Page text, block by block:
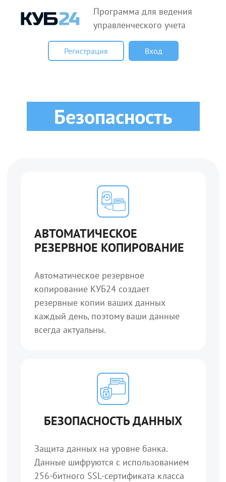
Программа для ведения
управленческого учета
Регистрация Вход
Безопасность
АВТОМАТИЧЕСКОЕ
РЕЗЕРВНОЕ КОПИРОВАНИЕ
Автоматическое резервное
копирование КУБ24 создает
резервные копии ваших данных
каждый день, поэтому ваши данные
всегда актуальны.
БЕЗОПАСНОСТЬ ДАННЫХ
Защита данных на уровне банка.
Данные шифруются с использованием
256-битного SSL-сертификата класса